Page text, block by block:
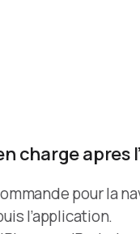
charge apres
pour la
l’application.